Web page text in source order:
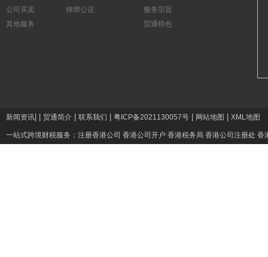
公司买卖
律师公证
其他服务
服务宗旨
贸通特色
新闻资讯 贸通简介 联系我们 粤ICP备2021130057号 网站地图 XML地图
一站式跨境财税服务： 注册香港公司 香港公司开户 香港税务局 香港公司注册处 香